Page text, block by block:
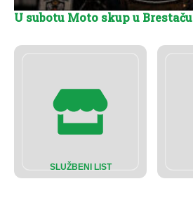
SLUŽBENI LIST
U subotu Moto skup u Brestaču